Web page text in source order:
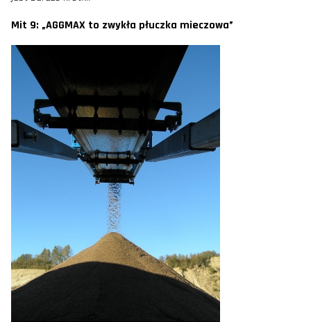
Mit 9: „AGGMAX to zwykła płuczka mieczowa”